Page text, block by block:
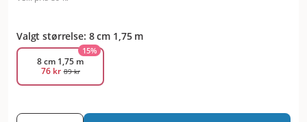
Valgt størrelse: 8 cm 1,75 m
15%
8 cm 1,75 m
76 kr 89 kr